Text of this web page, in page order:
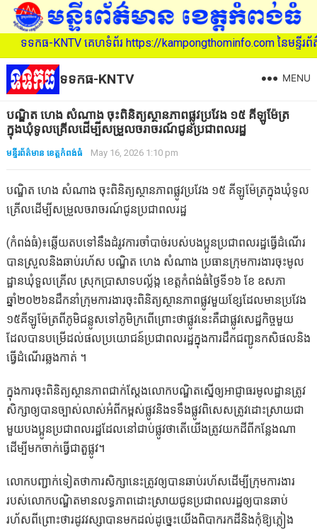
ធ-KNTV គេហទំព័រ https://kampongthominfo.com នៃមន្ទីរព័ត៌មាន
ទទកធ-KNTV MENU
បណ្ឌិត ហេង សំណាង ចុះពិនិត្យស្ថានភាពផ្លូវប្រវែង ១៥ គីឡូម៉ែត្រ
ក្នុងឃុំទូលគ្រើលដើម្បីសម្រួលចរាចរណ៍ជូនប្រជាពលរដ្ឋ
មន្ទីរព័ត៌មាន ខេត្តកំពង់ធំ May 16, 2026 1:10 pm
បណ្ឌិត ហេង សំណាង ចុះពិនិត្យស្ថានភាពផ្លូវប្រវែង ១៥ គីឡូម៉ែត្រក្នុងឃុំទូល
គ្រើលដើម្បីសម្រួលចរាចរណ៍ជូនប្រជាពលរដ្ឋ
(កំពង់ធំ)៖ឆ្លើយតបទៅនឹងដំរូវការចាំបាច់របស់បងប្អូនប្រជាពលរដ្ឋធ្វើដំណើរ
បានស្រួលនិងឆាប់រហ័ស បណ្ឌិត ហេង សំណាង ប្រធានក្រុមការងារចុះមូល
ដ្ឋានឃុំទួលគ្រើល ស្រុកប្រាសាទបល្ល័ង្ក ខេត្តកំពង់ធំថ្ងៃទី១៦ ខែ ឧសភា
ឆ្នាំ២០២៦នដឹកនាំក្រុមការងារចុះពិនិត្យស្ថានភាពផ្លូវមួយខ្សែដែលមានប្រវែង
១៥គីឡូម៉ែត្រពីភូមិជន្លូសទៅភូមិក្រពើព្រោះថាផ្លូវនេះគឺជាផ្លូវសេដ្ឋកិច្ចមួយ
ដែលបានបម្រើដល់ផលប្រយោជន៍ប្រជាពលរដ្ឋក្នុងការដឹកជញ្ជូនកសិផលនិង
ធ្វើដំណើរឆ្លងកាត់ ។
ក្នុងការចុះពិនិត្យស្ថានភាពជាក់ស្ដែងលោកបណ្ឌិតស្នើឲ្យអាជ្ញាធរមូលដ្ឋានត្រូវ
សិក្សាឲ្យបានច្បាស់លាស់អំពីកម្ពស់ផ្លូវនិងទទឹងផ្លូវពិសេសត្រូវដោះស្រាយជា
មួយបងប្អូនប្រជាពលរដ្ឋដែលនៅជាប់ផ្លូវថាតើយើងត្រូវយកដីពីកន្លែងណា
ដើម្បីមកចាក់ធ្វើជាតួផ្លូវ។
លោកបញ្ជាក់ទៀតថាការសិក្សានេះត្រូវឲ្យបានឆាប់រហ័សដើម្បីក្រុមការងារ
របស់លោកបណ្ឌិតមានលទ្ធភាពដោះស្រាយជូនប្រជាពលរដ្ឋឲ្យបានឆាប់
រហ័សពីព្រោះថារដូវវស្សាបានមកដល់ដូច្នេះយើងពិបាករកដីនិងកុំឱ្យភ្លៀង